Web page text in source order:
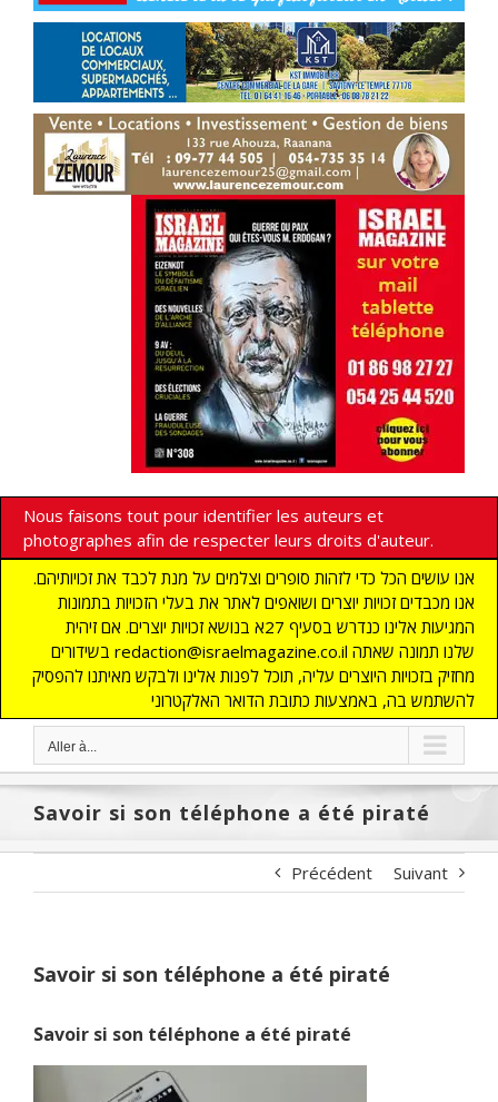
Nous faisons tout pour identifier les auteurs et
photographes afin de respecter leurs droits d'auteur.
אנו עושים הכל כדי לזהות סופרים וצלמים על מנת לכבד את זכויותיהם.
אנו מכבדים זכויות יוצרים ושואפים לאתר את בעלי הזכויות בתמונות
המגיעות אלינו כנדרש בסעיף 27א בנושא זכויות יוצרים. אם זיהית
בשידורים redaction@israelmagazine.co.il שלנו תמונה שאתה
מחזיק בזכויות היוצרים עליה, תוכל לפנות אלינו ולבקש מאיתנו להפסיק
להשתמש בה, באמצעות כתובת הדואר האלקטרוני
Aller à...
Savoir si son téléphone a été piraté
Précédent Suivant
Savoir si son téléphone a été piraté
Savoir si son téléphone a été piraté